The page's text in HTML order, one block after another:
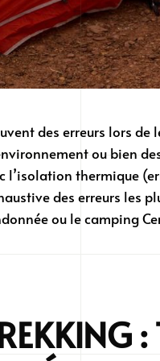
des erreurs lors de
ou bien
thermique
des erreurs les
ou le camping